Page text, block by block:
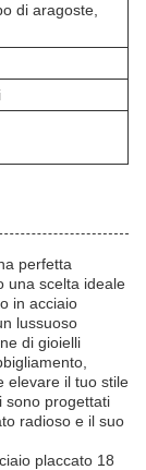
di aragoste,
perfetta
una scelta ideale
in acciaio
lussuoso
di gioielli
elevare il tuo stile
sono progettati
radioso e il suo
placcato 18